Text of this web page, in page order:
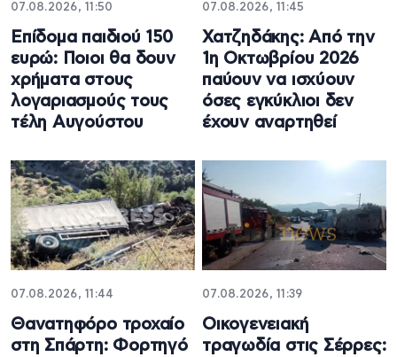
07.08.2026, 11:50
Επίδομα παιδιού 150
ευρώ: Ποιοι θα δουν
χρήματα στους
λογαριασμούς τους
τέλη Αυγούστου
07.08.2026, 11:45
Χατζηδάκης: Από την
1η Οκτωβρίου 2026
παύουν να ισχύουν
όσες εγκύκλιοι δεν
έχουν αναρτηθεί
07.08.2026, 11:44
Θανατηφόρο τροχαίο
στη Σπάρτη: Φορτηγό
07.08.2026, 11:39
Οικογενειακή
τραγωδία στις Σέρρες: